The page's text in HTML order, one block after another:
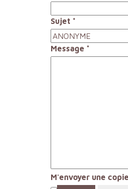
Sujet *
Message *
M'envoyer une